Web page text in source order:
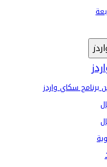
برنامج سكاي واردز